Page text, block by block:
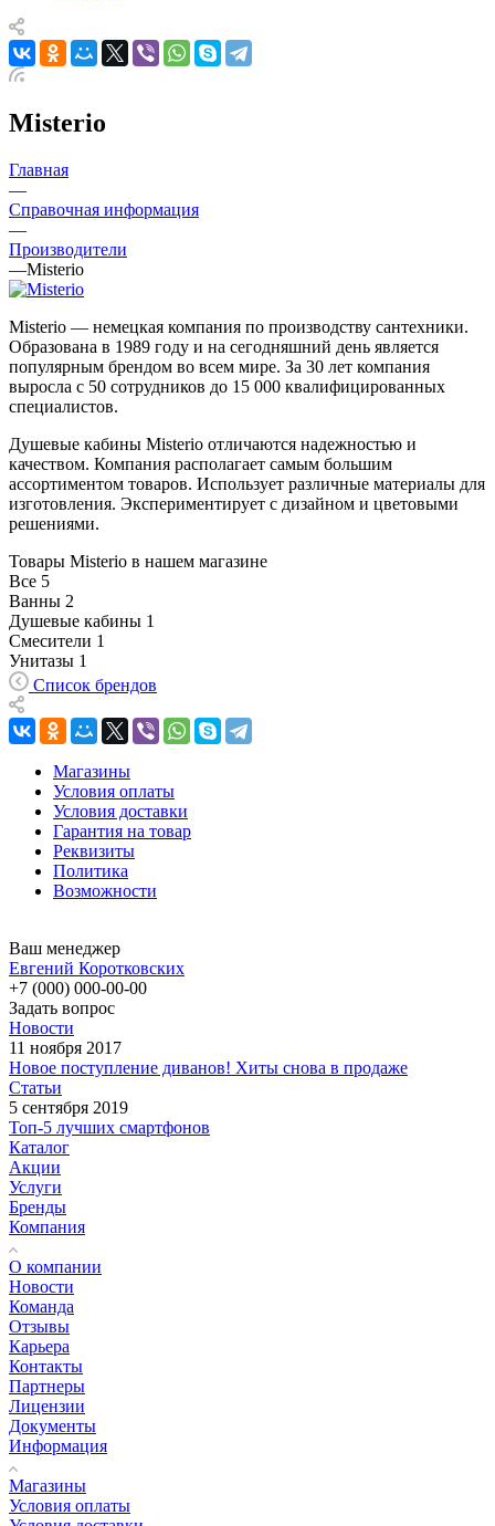
Misterio
Главная
—
Справочная информация
—
Производители
—Misterio
Misterio — немецкая компания по производству сантехники.
Образована в 1989 году и на сегодняшний день является
популярным брендом во всем мире. За 30 лет компания
выросла с 50 сотрудников до 15 000 квалифицированных
специалистов.
Душевые кабины Misterio отличаются надежностью и
качеством. Компания располагает самым большим
ассортиментом товаров. Использует различные материалы для
изготовления. Экспериментирует с дизайном и цветовыми
решениями.
Товары Misterio в нашем магазине
Все 5
Ванны 2
Душевые кабины 1
Смесители 1
Унитазы 1
Список брендов
Магазины
Условия оплаты
Условия доставки
Гарантия на товар
Реквизиты
Политика
Возможности
Ваш менеджер
Евгений Коротковских
+7 (000) 000-00-00
Задать вопрос
Новости
11 ноября 2017
Новое поступление диванов! Хиты снова в продаже
Статьи
5 сентября 2019
Топ-5 лучших смартфонов
Каталог
Акции
Услуги
Бренды
Компания
О компании
Новости
Команда
Отзывы
Карьера
Контакты
Партнеры
Лицензии
Документы
Информация
Магазины
Условия оплаты